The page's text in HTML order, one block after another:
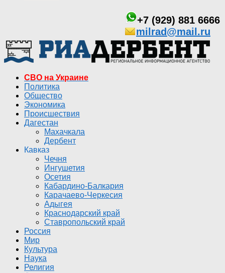
+7 (929) 881 6666
milrad@mail.ru
СВО на Украине
Политика
Общество
Экономика
Происшествия
Дагестан
Махачкала
Дербент
Кавказ
Чечня
Ингушетия
Осетия
Кабардино-Балкария
Карачаево-Черкесия
Адыгея
Краснодарский край
Ставропольский край
Россия
Мир
Культура
Наука
Религия